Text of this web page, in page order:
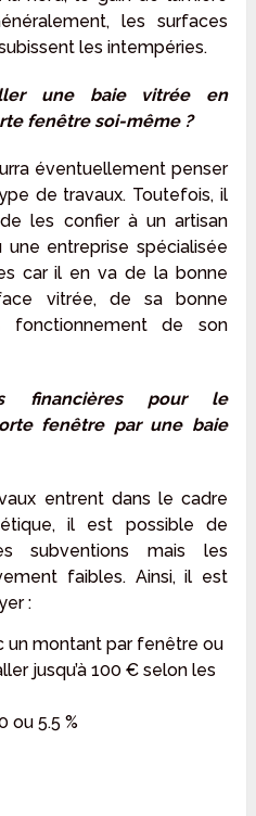
les surfaces
les intempéries.
une baie vitrée en
fenêtre soi-même ?
éventuellement penser
de travaux. Toutefois, il
les confier à un artisan
entreprise spécialisée
car il en va de la bonne
vitrée, de sa bonne
de son
financières pour le
fenêtre par une baie
entrent dans le cadre
il est possible de
subventions mais les
faibles. Ainsi, il est
:
un montant par fenêtre ou
jusqu’à 100 € selon les
ou 5.5 %